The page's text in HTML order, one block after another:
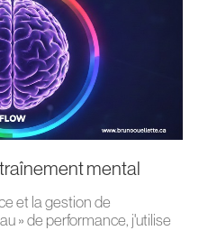
mental
et la gestion de
» de performance, j'utilise